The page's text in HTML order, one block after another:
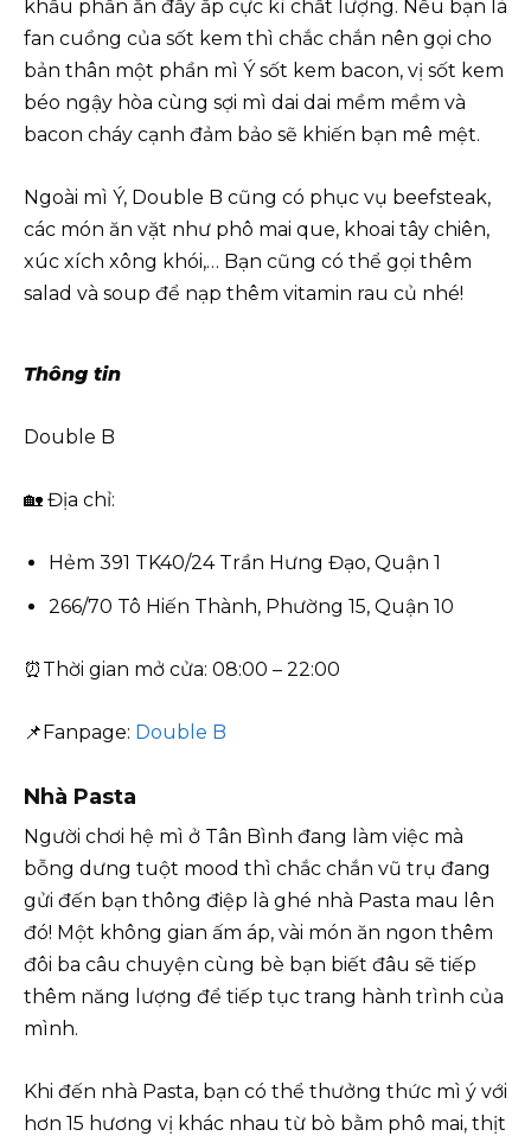
khẩu phần ăn đầy ắp cực kì chất lượng. Nếu bạn là
fan cuồng của sốt kem thì chắc chắn nên gọi cho
bản thân một phần mì Ý sốt kem bacon, vị sốt kem
béo ngậy hòa cùng sợi mì dai dai mềm mềm và
bacon cháy cạnh đảm bảo sẽ khiến bạn mê mệt.
Ngoài mì Ý, Double B cũng có phục vụ beefsteak,
các món ăn vặt như phô mai que, khoai tây chiên,
xúc xích xông khói,… Bạn cũng có thể gọi thêm
salad và soup để nạp thêm vitamin rau củ nhé!
Thông tin
Double B
🏡 Địa chỉ:
Hẻm 391 TK40/24 Trần Hưng Đạo, Quận 1
266/70 Tô Hiến Thành, Phường 15, Quận 10
⏰Thời gian mở cửa: 08:00 – 22:00
📌Fanpage: Double B
Nhà Pasta
Người chơi hệ mì ở Tân Bình đang làm việc mà
bỗng dưng tuột mood thì chắc chắn vũ trụ đang
gửi đến bạn thông điệp là ghé nhà Pasta mau lên
đó! Một không gian ấm áp, vài món ăn ngon thêm
đôi ba câu chuyện cùng bè bạn biết đâu sẽ tiếp
thêm năng lượng để tiếp tục trang hành trình của
mình.
Khi đến nhà Pasta, bạn có thể thưởng thức mì ý với
hơn 15 hương vị khác nhau từ bò bằm phô mai, thịt